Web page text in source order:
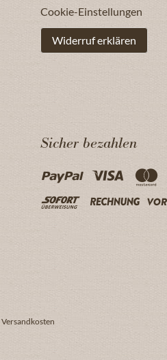
Cookie-Einstellungen
Widerruf erklären
Sicher bezahlen